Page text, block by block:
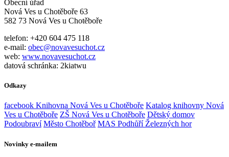
Obecní úřad
Nová Ves u Chotěboře 63
582 73 Nová Ves u Chotěboře
telefon: +420 604 475 118
e-mail: obec@novavesuchot.cz
web: www.novavesuchot.cz
datová schránka: 2kiatwu
Odkazy
facebook Knihovna Nová Ves u Chotěboře Katalog knihovny Nová
Ves u Chotěboře ZŠ Nová Ves u Chotěboře Dětský domov
Podoubraví Město Chotěboř MAS Podhůří Železných hor
Novinky e-mailem